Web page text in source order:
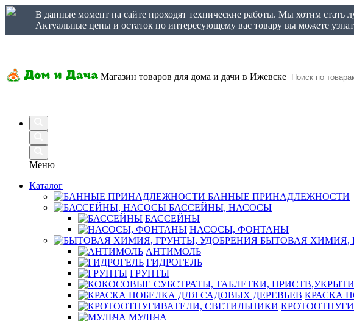
В данные момент на сайте проходят технические работы. Мы хотим стать
Актуальные цены и остаток по интересующему вас товару вы можете
Магазин товаров для дома и дачи в Ижевске
Меню
Каталог
БАННЫЕ ПРИНАДЛЕЖНОСТИ
БАССЕЙНЫ, НАСОСЫ
БАССЕЙНЫ
НАСОСЫ, ФОНТАНЫ
БЫТОВАЯ ХИМИЯ,
АНТИМОЛЬ
ГИДРОГЕЛЬ
ГРУНТЫ
КРАСКА
МУЛЬЧА